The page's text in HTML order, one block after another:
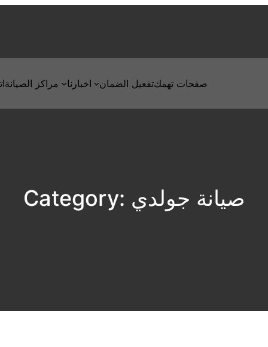
مراكز الصيانة اخبارنا تفعيل الضمانصفحات تهمك
Category: صيانة جولدي